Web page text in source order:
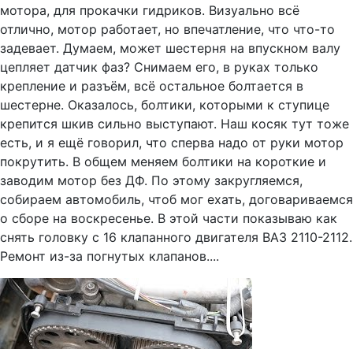
мотора, для прокачки гидриков. Визуально всё
отлично, мотор работает, но впечатление, что что-то
задевает. Думаем, может шестерня на впускном валу
цепляет датчик фаз? Снимаем его, в руках только
крепление и разъём, всё остальное болтается в
шестерне. Оказалось, болтики, которыми к ступице
крепится шкив сильно выступают. Наш косяк тут тоже
есть, и я ещё говорил, что сперва надо от руки мотор
покрутить. В общем меняем болтики на короткие и
заводим мотор без ДФ. По этому закругляемся,
собираем автомобиль, чтоб мог ехать, договариваемся
о сборе на воскресенье. В этой части показываю как
снять головку с 16 клапанного двигателя ВАЗ 2110-2112.
Ремонт из-за погнутых клапанов....